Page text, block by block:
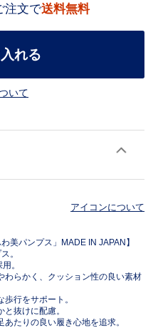
注文で送料無料
れる
いて
アイコンについて
美パンプス」MADE IN JAPAN】
。
。
わらかく、クッション性の良い素材
行をサポート。
抜けに配慮。
たりの良い履き心地を追求。